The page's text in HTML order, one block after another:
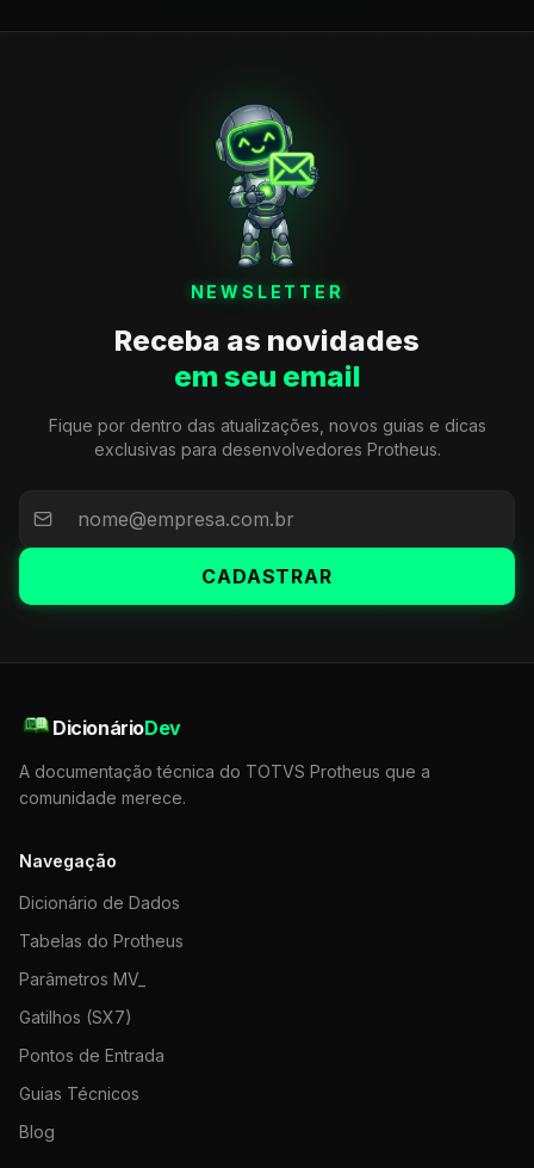
NEWSLETTER
Receba as novidades
em seu email
Fique por dentro das atualizações, novos guias e dicas
exclusivas para desenvolvedores Protheus.
CADASTRAR
DicionárioDev
A documentação técnica do TOTVS Protheus que a
comunidade merece.
Navegação
Dicionário de Dados
Tabelas do Protheus
Parâmetros MV_
Gatilhos (SX7)
Pontos de Entrada
Guias Técnicos
Blog